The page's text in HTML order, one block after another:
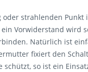
strahlenden Punkt
Vorwiderstand wird
Natürlich ist
fixiert den
so ist ein